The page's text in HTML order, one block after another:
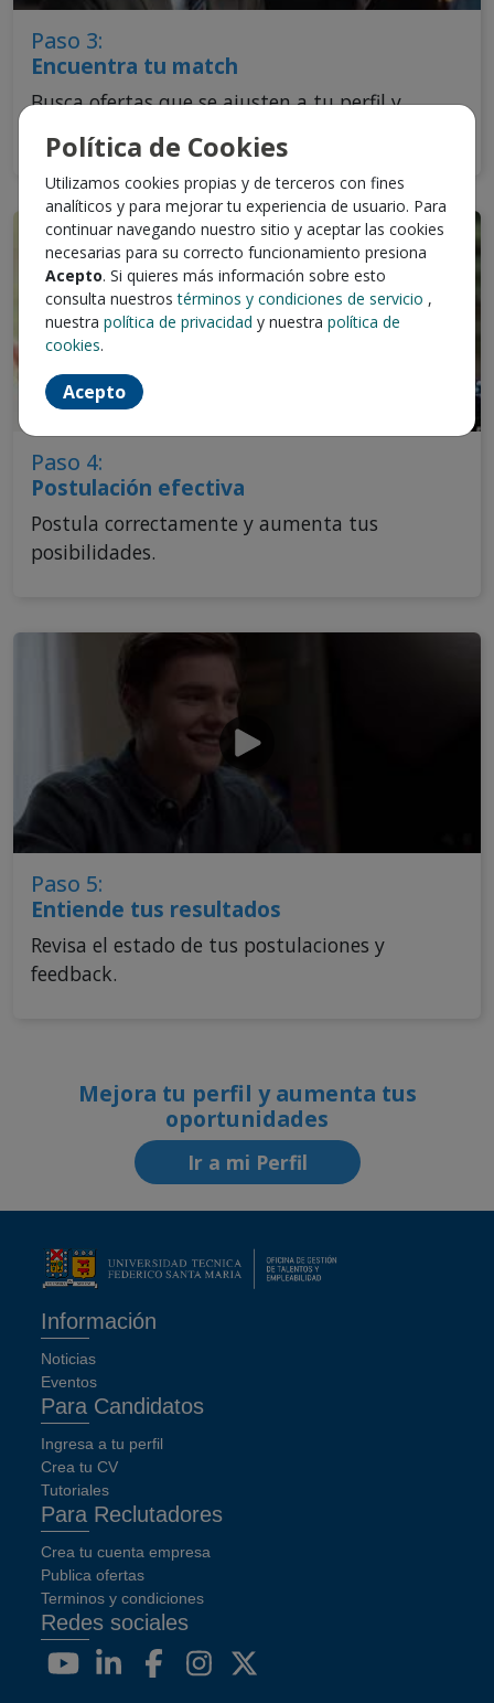
Paso 3:
Encuentra tu match
Busca ofertas que se ajusten a tu perfil y
objetivos.
Paso 4:
Postulación efectiva
Postula correctamente y aumenta tus
posibilidades.
Paso 5:
Entiende tus resultados
Revisa el estado de tus postulaciones y
feedback.
Mejora tu perfil y aumenta tus
oportunidades
Ir a mi Perfil
Política de Cookies
Utilizamos cookies propias y de terceros con fines
analíticos y para mejorar tu experiencia de usuario. Para
continuar navegando nuestro sitio y aceptar las cookies
necesarias para su correcto funcionamiento presiona
Acepto. Si quieres más información sobre esto
consulta nuestrostérminos y condiciones de servicio ,
nuestra política de privacidad y nuestra política de
cookies.
Acepto
Información
Noticias
Eventos
Para Candidatos
Ingresa a tu perfil
Crea tu CV
Tutoriales
Para Reclutadores
Crea tu cuenta empresa
Publica ofertas
Terminos y condiciones
Redes sociales